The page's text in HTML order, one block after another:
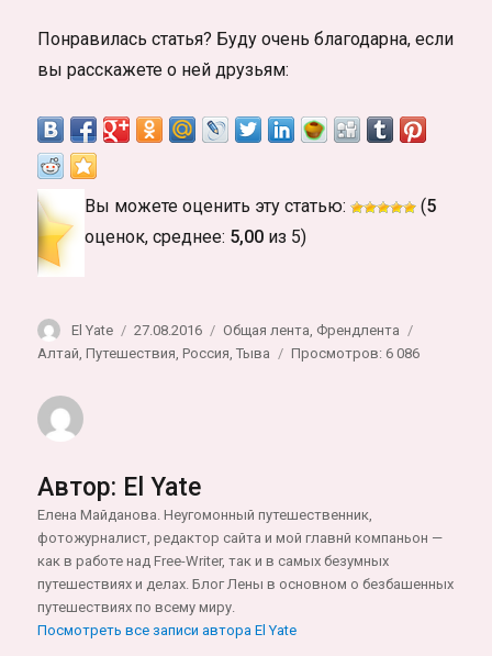
Понравилась статья? Буду очень благодарна, если
вы расскажете о ней друзьям:
Вы можете оценить эту статью: (5
оценок, среднее: 5,00 из 5)
Автор
El Yate Опубликовано
27.08.2016 Рубрики
Общая лента, Френдлента
Алтай,Путешествия,Россия,Тыва Просмотров: 6 086
Автор: El Yate
Елена Майданова. Неугомонный путешественник,
фотожурналист, редактор сайта и мой главнй компаньон —
как в работе над Free-Writer, так и в самых безумных
путешествиях и делах. Блог Лены в основном о безбашенных
путешествиях по всему миру.
Посмотреть все записи автора El Yate